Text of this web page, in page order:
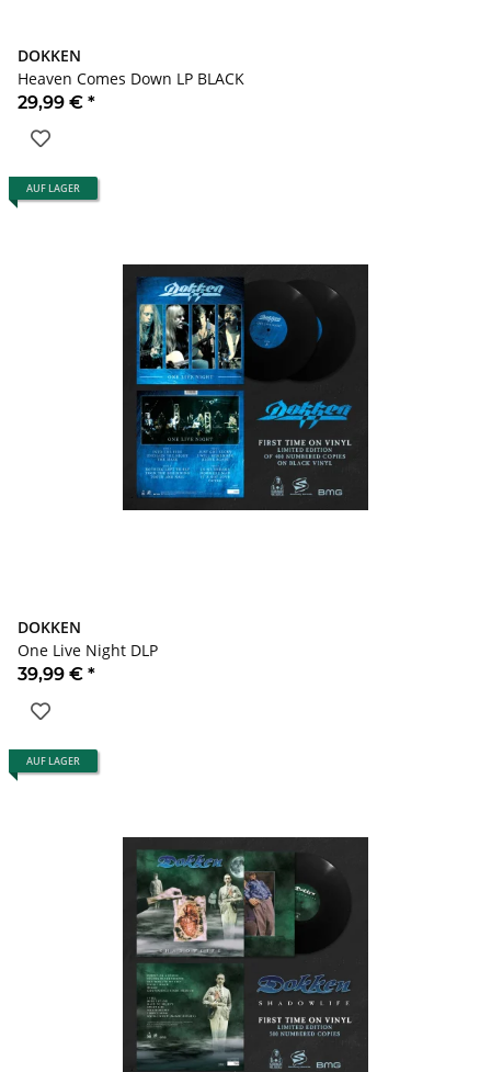
DOKKEN
Heaven Comes Down LP BLACK
29,99 € *
AUF LAGER
DOKKEN
One Live Night DLP
39,99 € *
AUF LAGER